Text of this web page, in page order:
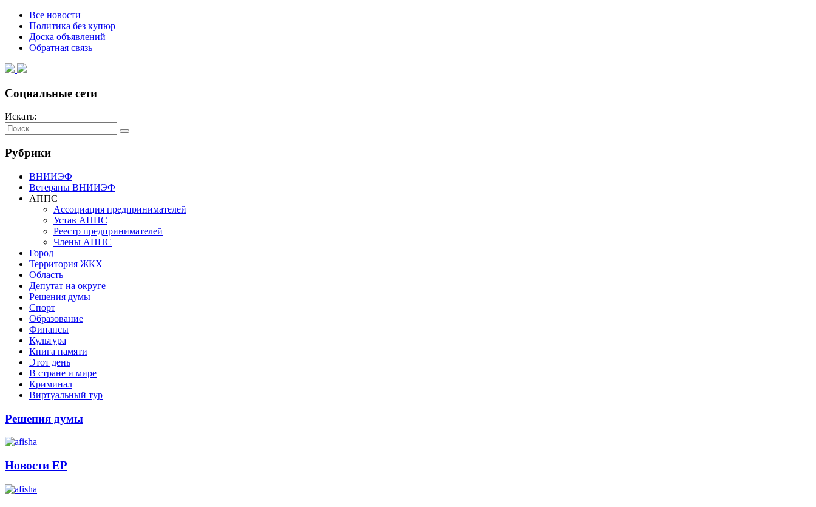
Все новости
Политика без купюр
Доска объявлений
Обратная связь
Социальные сети
Искать:
Рубрики
ВНИИЭФ
Ветераны ВНИИЭФ
АППС
Ассоциация предпринимателей
Устав АППС
Реестр предпринимателей
Члены АППС
Город
Территория ЖКХ
Область
Депутат на округе
Решения думы
Спорт
Образование
Финансы
Культура
Книга памяти
Этот день
В стране и мире
Криминал
Виртуальный тур
Решения думы
Новости ЕР